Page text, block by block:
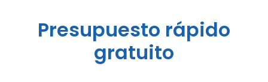
Presupuesto rápido
gratuito